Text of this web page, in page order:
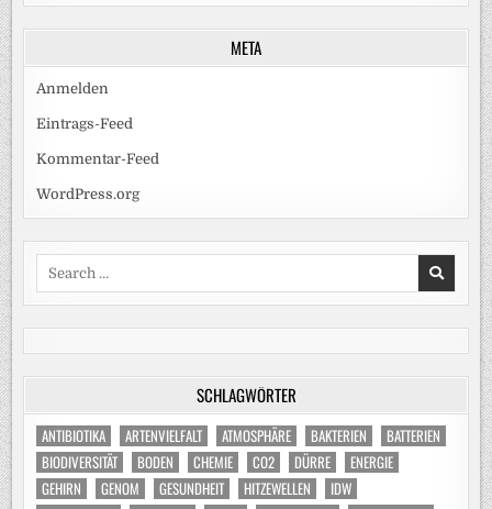
META
Anmelden
Eintrags-Feed
Kommentar-Feed
WordPress.org
Search
SCHLAGWÖRTER
ANTIBIOTIKA ARTENVIELFALT ATMOSPHÄRE BAKTERIEN
BATTERIEN
BIODIVERSITÄT
BODEN CHEMIE CO2 DÜRRE
ENERGIE
GEHIRN
GENOM GESUNDHEIT HITZEWELLEN
IDW